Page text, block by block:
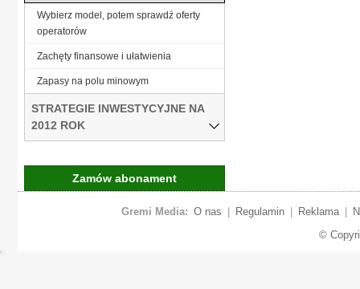
Wybierz model, potem sprawdź oferty
operatorów
Zachęty finansowe i ułatwienia
Zapasy na polu minowym
STRATEGIE INWESTYCYJNE NA
2012 ROK
Zamów abonament
Gremi Media: O nas Regulamin Reklama
©